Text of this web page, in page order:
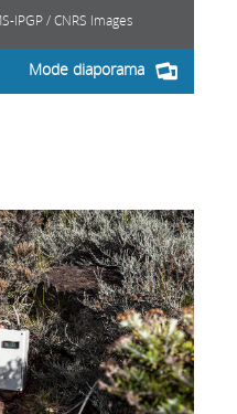
IPGP / CNRS Images
Mode diaporama